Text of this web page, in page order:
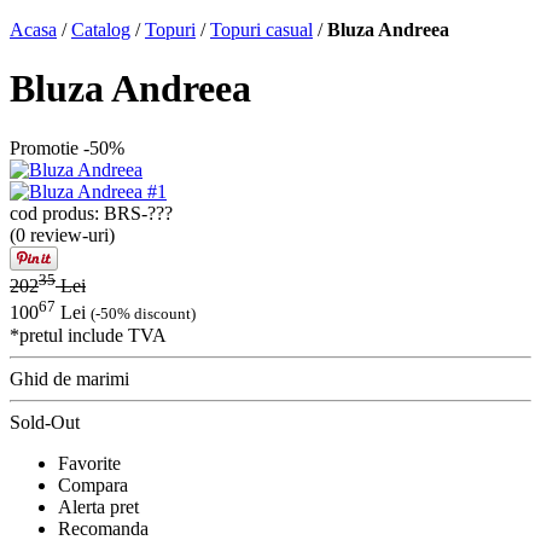
Acasa / Catalog / Topuri / Topuri casual / Bluza Andreea
Bluza Andreea
Promotie -50%
cod produs: BRS-???
(0 review-uri)
20235Lei
10067 Lei (-50% discount)
*pretul include TVA
Ghid de marimi
Sold-Out
Favorite
Compara
Alerta pret
Recomanda